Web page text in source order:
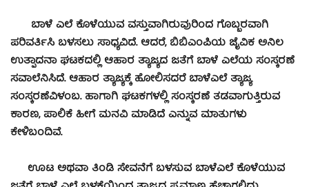
ಬಾಳೆ ಎಲೆ ಕೊಳೆಯುವ ವಸ್ತುವಾಗಿರುವುರಿಂದ ಗೊಬ್ಬರವಾಗಿ
ಪರಿವರ್ತಿಸಿ ಬಳಸಲು ಸಾಧ್ಯವಿದೆ. ಆದರೆ, ಬಿಬಿಎಂಪಿಯ ಜೈವಿಕ ಅನಿಲ
ಉತ್ಪಾದನಾ ಘಟಕದಲ್ಲಿ ಆಹಾರ ತ್ಯಾಜ್ಯದ ಜತೆಗೆ ಬಾಳೆ ಎಲೆಯ ಸಂಸ್ಕರಣೆ
ಸವಾಲೆನಿಸಿದೆ. ಆಹಾರ ತ್ಯಾಜ್ಯಕ್ಕೆ ಹೋಲಿಸದರೆ ಬಾಳೆಎಲೆ ತ್ಯಾಜ್ಯ
ಸಂಸ್ಕರಣೆವಿಳಂಬ. ಹಾಗಾಗಿ ಘಟಕಗಳಲ್ಲಿ ಸಂಸ್ಕರಣೆ ತಡವಾಗುತ್ತಿರುವ
ಕಾರಣ, ಪಾಲಿಕೆ ಹೀಗೆ ಮನವಿ ಮಾಡಿದೆ ಎನ್ನುವ ಮಾತುಗಳು
ಕೇಳಿಬಂದಿವೆ.
ಊಟ ಅಥವಾ ತಿಂಡಿ ಸೇವನೆಗೆ ಬಳಸುವ ಬಾಳೆಎಲೆ ಕೊಳೆಯುವ